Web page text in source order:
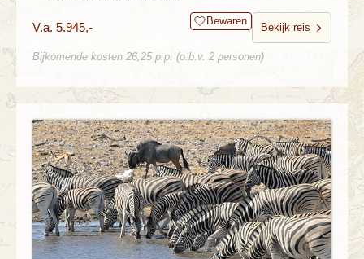
V.a. 5.945,- Bewaren
Bekijk reis
Bijkomende kosten 26,25 p.p. (o.b.v. 2 personen)